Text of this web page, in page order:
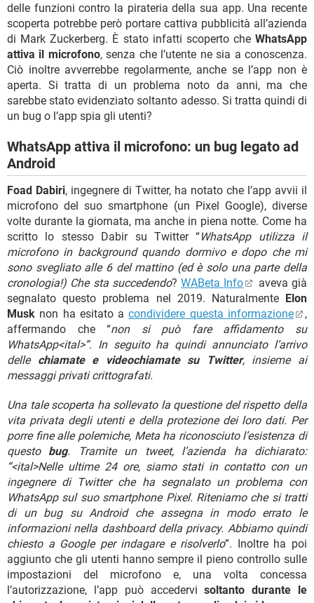
delle funzioni contro la pirateria della sua app. Una recente
scoperta potrebbe però portare cattiva pubblicità all’azienda
di Mark Zuckerberg. È stato infatti scoperto che WhatsApp
attiva il microfono, senza che l’utente ne sia a conoscenza.
Ciò inoltre avverrebbe regolarmente, anche se l’app non è
aperta. Si tratta di un problema noto da anni, ma che
sarebbe stato evidenziato soltanto adesso. Si tratta quindi di
un bug o l’app spia gli utenti?
WhatsApp attiva il microfono: un bug legato ad
Android
Foad Dabiri, ingegnere di Twitter, ha notato che l’app avvii il
microfono del suo smartphone (un Pixel Google), diverse
volte durante la giornata, ma anche in piena notte. Come ha
scritto lo stesso Dabir su Twitter “WhatsApp utilizza il
microfono in background quando dormivo e dopo che mi
sono svegliato alle 6 del mattino (ed è solo una parte della
cronologia!) Che sta succedendo?WABeta Info
aveva già
segnalato questo problema nel 2019. Naturalmente Elon
Musk non ha esitato acondividere questa informazione
,
affermando che “non si può fare affidamento su
WhatsApp<ital>”. In seguito ha quindi annunciato l’arrivo
delle chiamate e videochiamate su Twitter, insieme ai
messaggi privati crittografati.
Una tale scoperta ha sollevato la questione del rispetto della
vita privata degli utenti e della protezione dei loro dati. Per
porre fine alle polemiche, Meta ha riconosciuto l’esistenza di
questo bug. Tramite un tweet, l’azienda ha dichiarato:
“<ital>Nelle ultime 24 ore, siamo stati in contatto con un
ingegnere di Twitter che ha segnalato un problema con
WhatsApp sul suo smartphone Pixel. Riteniamo che si tratti
di un bug su Android che assegna in modo errato le
informazioni nella dashboard della privacy. Abbiamo quindi
chiesto a Google per indagare e risolverlo”. Inoltre ha poi
aggiunto che gli utenti hanno sempre il pieno controllo sulle
impostazioni del microfono e, una volta concessa
l’autorizzazione, l’app può accedervisoltanto durante le